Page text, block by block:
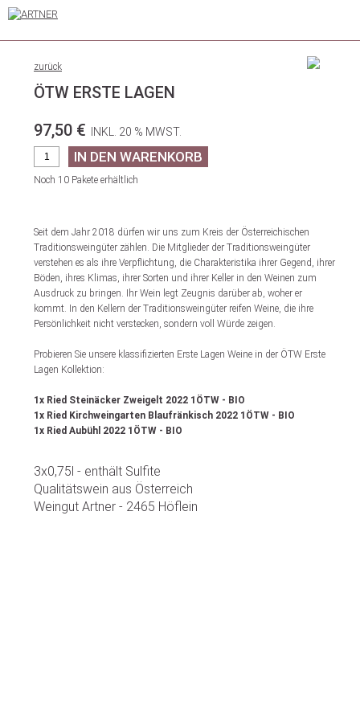
zurück
ÖTW ERSTE LAGEN
97,50 €
INKL. 20 % MWST.
Noch 10 Pakete erhältlich
Seit dem Jahr 2018 dürfen wir uns zum Kreis der Österreichischen
Traditionsweingüter zählen. Die Mitglieder der Traditionsweingüter
verstehen es als ihre Verpflichtung, die Charakteristika ihrer Gegend, ihrer
Böden, ihres Klimas, ihrer Sorten und ihrer Keller in den Weinen zum
Ausdruck zu bringen. Ihr Wein legt Zeugnis darüber ab, woher er
kommt. In den Kellern der Traditionsweingüter reifen Weine, die ihre
Persönlichkeit nicht verstecken, sondern voll Würde zeigen.
Probieren Sie unsere klassifizierten Erste Lagen Weine in der ÖTW Erste
Lagen Kollektion:
1x Ried Steinäcker Zweigelt 2022 1ÖTW - BIO
1x Ried Kirchweingarten Blaufränkisch 2022 1ÖTW - BIO
1x Ried Aubühl 2022 1ÖTW - BIO
3x0,75l - enthält Sulfite
Qualitätswein aus Österreich
Weingut Artner - 2465 Höflein